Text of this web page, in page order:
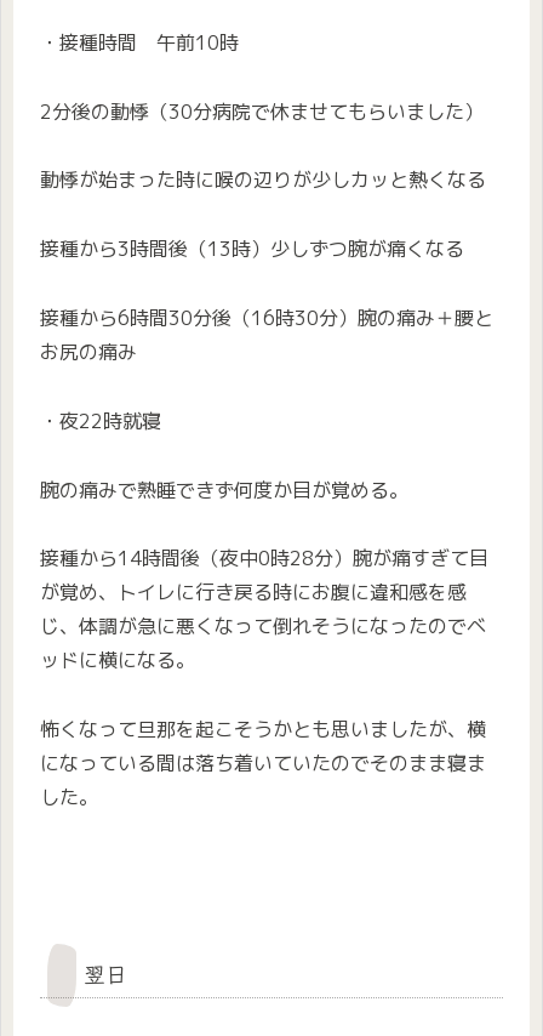
・接種時間 午前10時
2分後の動悸（30分病院で休ませてもらいました）
動悸が始まった時に喉の辺りが少しカッと熱くなる
接種から3時間後（13時）少しずつ腕が痛くなる
接種から6時間30分後（16時30分）腕の痛み＋腰と
お尻の痛み
・夜22時就寝
腕の痛みで熟睡できず何度か目が覚める。
接種から14時間後（夜中0時28分）腕が痛すぎて目
が覚め、トイレに行き戻る時にお腹に違和感を感
じ、体調が急に悪くなって倒れそうになったのでベ
ッドに横になる。
怖くなって旦那を起こそうかとも思いましたが、横
になっている間は落ち着いていたのでそのまま寝ま
した。
翌日